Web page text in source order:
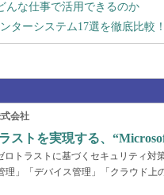
んな仕事で活用できるのか
ンターシステム17選を徹底比
会社
ストを実現する、
ロトラストに基づくセキュリティ対
理」「デバイス管理」「クラウド